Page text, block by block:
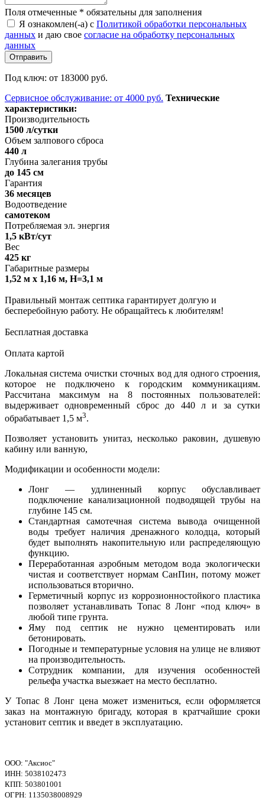
Поля отмеченные * обязательны для заполнения
Я ознакомлен(-а) с Политикой обработки персональных
данных и даю свое согласие на обработку персональных
данных
Под ключ: от 183000 руб.
Сервисное обслуживание: от 4000 руб. Технические
характеристики:
Производительность
1500 л/сутки
Объем залпового сброса
440 л
Глубина залегания трубы
до 145 см
Гарантия
36 месяцев
Водоотведение
самотеком
Потребляемая эл. энергия
1,5 кВт/сут
Вес
425 кг
Габаритные размеры
1,52 м x 1,16 м, H=3,1 м
Правильный монтаж септика гарантирует долгую и
бесперебойную работу. Не обращайтесь к любителям!
Бесплатная доставка
Оплата картой
Локальная система очистки сточных вод для одного строения,
которое не подключено к городским коммуникациям.
Рассчитана максимум на 8 постоянных пользователей:
выдерживает одновременный сброс до 440 л и за сутки
обрабатывает 1,5 м3.
Позволяет установить унитаз, несколько раковин, душевую
кабину или ванную,
Модификации и особенности модели:
Лонг — удлиненный корпус обуславливает
подключение канализационной подводящей трубы на
глубине 145 см.
Стандартная самотечная система вывода очищенной
воды требует наличия дренажного колодца, который
будет выполнять накопительную или распределяющую
функцию.
Переработанная аэробным методом вода экологически
чистая и соответствует нормам СанПин, потому может
использоваться вторично.
Герметичный корпус из коррозионностойкого пластика
позволяет устанавливать Топас 8 Лонг «под ключ» в
любой типе грунта.
Яму под септик не нужно цементировать или
бетонировать.
Погодные и температурные условия на улице не влияют
на производительность.
Сотрудник компании, для изучения особенностей
рельефа участка выезжает на место бесплатно.
У Топас 8 Лонг цена может измениться, если оформляется
заказ на монтажную бригаду, которая в кратчайшие сроки
установит септик и введет в эксплуатацию.
ООО: "Аксиос"
ИНН: 5038102473
КПП: 503801001
ОГРН: 1135038008929